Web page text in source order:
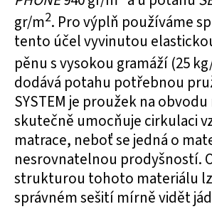
gr/m2. Pro výplň používáme
tento účel vyvinutou
pěnu s vysokou gramáží (25
dodává potahu potřebnou
SYSTEM je proužek na
skutečně umocňuje cirkulaci
matrace, neboť se jedná o
nesrovnatelnou prodyšností.
strukturou tohoto materiálu
správném sešití mírně vidět